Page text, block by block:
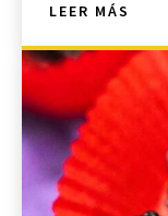
LEER MÁS